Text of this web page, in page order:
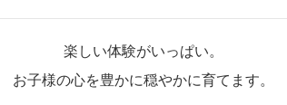
楽しい体験がいっぱい。
お子様の心を豊かに穏やかに育てます。